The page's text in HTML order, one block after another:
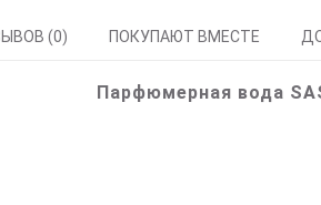
(0) ПОКУПАЮТ ВМЕСТЕ
Парфюмерная вода